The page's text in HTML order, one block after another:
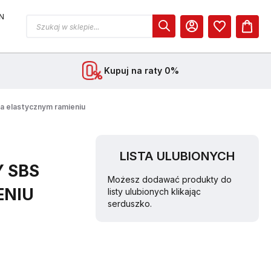
MOJE KONTO
Kupuj na raty 0%
elastycznym ramieniu
SBS
LISTA ULUBIONYCH
Możesz dodawać produkty do
listy ulubionych klikając
serduszko.